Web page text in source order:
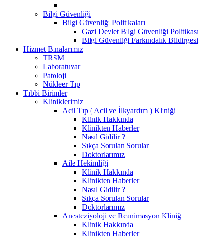
Bilgi Güvenliği
Bilgi Güvenliği Politikaları
Gazi Devlet Bilgi Güvenliği Politikası
Bilgi Güvenliği Farkındalık Bildirgesi
Hizmet Binalarımız
TRSM
Laboratuvar
Patoloji
Nükleer Tıp
Tıbbi Birimler
Kliniklerimiz
Acil Tıp ( Acil ve İlkyardım ) Kliniği
Klinik Hakkında
Klinikten Haberler
Nasıl Gidilir ?
Sıkça Sorulan Sorular
Doktorlarımız
Aile Hekimliği
Klinik Hakkında
Klinikten Haberler
Nasıl Gidilir ?
Sıkça Sorulan Sorular
Doktorlarımız
Anesteziyoloji ve Reanimasyon Kliniği
Klinik Hakkında
Klinikten Haberler